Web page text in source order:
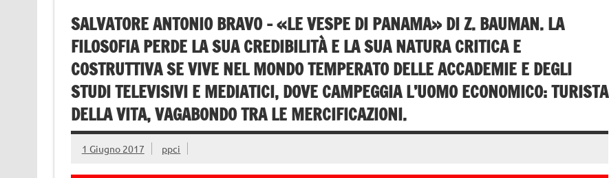
SALVATORE ANTONIO BRAVO – «LE VESPE DI PANAMA» DI Z. BAUMAN. LA
FILOSOFIA PERDE LA SUA CREDIBILITÀ E LA SUA NATURA CRITICA E
COSTRUTTIVA SE VIVE NEL MONDO TEMPERATO DELLE ACCADEMIE E DEGLI
STUDI TELEVISIVI E MEDIATICI, DOVE CAMPEGGIA L’UOMO ECONOMICO: TURISTA
DELLA VITA, VAGABONDO TRA LE MERCIFICAZIONI.
1 Giugno 2017 ppci